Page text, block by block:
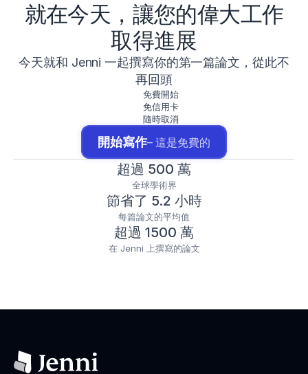
就在今天，讓您的偉大工作
取得進展
今天就和 Jenni 一起撰寫你的第一篇論文，從此不
再回頭
免費開始
免信用卡
隨時取消
開始寫作– 這是免費的
超過 500 萬
全球學術界
節省了 5.2 小時
每篇論文的平均值
超過 1500 萬
在 Jenni 上撰寫的論文